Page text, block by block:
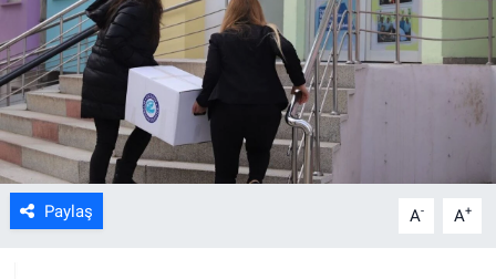
Paylaş A- A+